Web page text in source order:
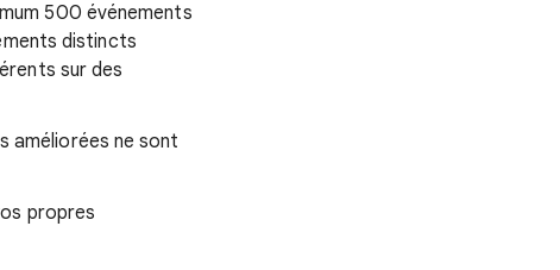
500 événements
distincts
sur des
améliorées ne sont
propres